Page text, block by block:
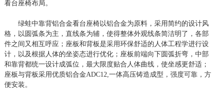
看台座椅布局。
绿蛙中靠背铝合金看台座椅以铝合金为原料，采用简约的设计风
格，以圆弧条为主，直线条为辅，使得整体外观线条简洁明了，各部
件之间又相互呼应；座板和背板是采用环保舒适的人体工程学进行设
计，以及根据人体的坐姿态进行优化；座板前端向下圆弧折弯，中部
和靠背都统一设计成弧位，最大限度贴合人体曲线，使坐感更舒适；
座板与背板采用优质铝合金ADC12,一体高压铸造成型，强度可靠，方
便安装。